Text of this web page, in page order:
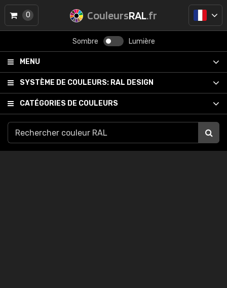
CouleursRAL.fr
Sombre Lumière
MENU
SYSTÈME DE COULEURS: RAL DESIGN
CATÉGORIES DE COULEURS
0